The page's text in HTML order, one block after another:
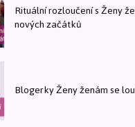
Rituální rozloučení s Ženy
nových začátků
Blogerky Ženy ženám se